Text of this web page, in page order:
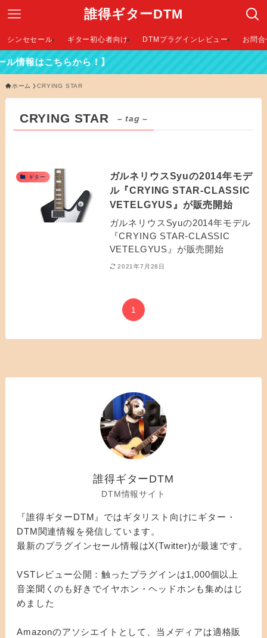
誰得ギターDTM
シンセセール ギター初心者向け DTMプラグインレビュー お問
報はこちらから！】
ホーム CRYING STAR
CRYING STAR – tag –
ギター
ガルネリウスSyuの2014年モデ
ル『CRYING STAR-CLASSIC
VETELGYUS』が販売開始
ガルネリウスSyuの2014年モデル
『CRYING STAR-CLASSIC
VETELGYUS』が販売開始
2021年7月28日
1
誰得ギターDTM
DTM情報サイト
『誰得ギターDTM』ではギタリスト向けにギター・
DTM関連情報を発信しています。
最新のプラグインセール情報はX(Twitter)が最速です。
VSTレビュー公開：触ったプラグインは1,000個以上
音楽聞くのも好きでイヤホン・ヘッドホンも集めはじ
めました
Amazonのアソシエイトとして、当メディアは適格販